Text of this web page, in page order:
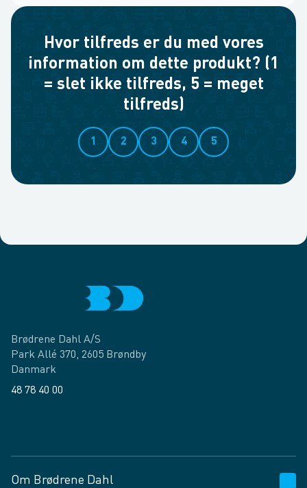
Hvor tilfreds er du med vores
information om dette produkt? (1
= slet ikke tilfreds, 5 = meget
tilfreds)
1 2 3 4 5
Brødrene Dahl A/S
Park Allé 370, 2605 Brøndby
Danmark
48 78 40 00
Om Brødrene Dahl